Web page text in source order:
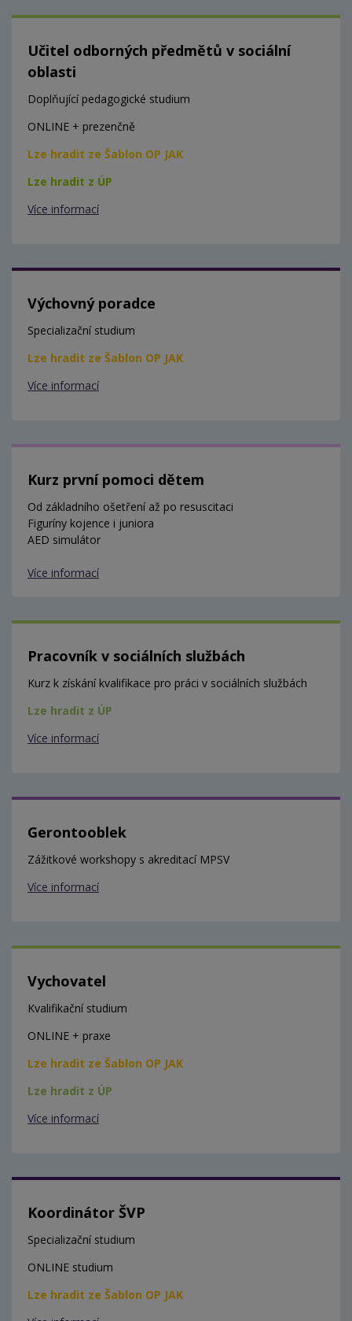
Učitel odborných předmětů v sociální
oblasti
Doplňující pedagogické studium
ONLINE + prezenčně
Lze hradit ze Šablon OP JAK
Lze hradit z ÚP
Více informací
Výchovný poradce
Specializační studium
Lze hradit ze Šablon OP JAK
Více informací
Kurz první pomoci dětem
Od základního ošetření až po resuscitaci
Figuríny kojence i juniora
AED simulátor
Více informací
Pracovník v sociálních službách
Kurz k získání kvalifikace pro práci v sociálních službách
Lze hradit z ÚP
Více informací
Gerontooblek
Zážitkové workshopy s akreditací MPSV
Více informací
Vychovatel
Kvalifikační studium
ONLINE + praxe
Lze hradit ze Šablon OP JAK
Lze hradit z ÚP
Více informací
Koordinátor ŠVP
Specializační studium
ONLINE studium
Lze hradit ze Šablon OP JAK